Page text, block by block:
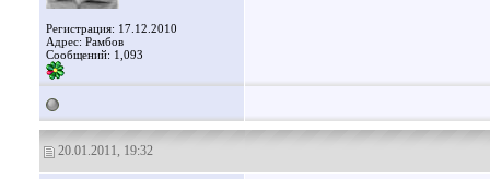
Регистрация: 17.12.2010
Адрес: Рамбов
Сообщений: 1,093
20.01.2011, 19:32